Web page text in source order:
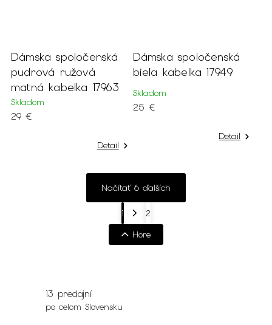
Dámska spoločenská
pudrová ružová
matná kabelka 17963
Skladom
29 €
Detail
Dámska spoločenská
biela kabelka 17949
Skladom
25 €
Detail
Načítať 6 ďalších
1
2
Hore
13 predajní
po celom Slovensku